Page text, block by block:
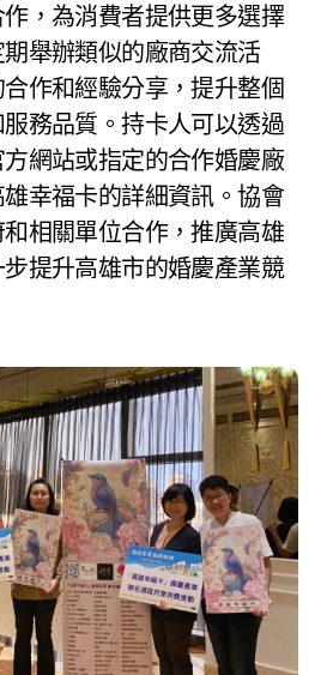
，為消費者提供更多選擇
舉辦類似的廠商交流活
作和經驗分享，提升整個
務品質。持卡人可以透過
網站或指定的合作婚慶廠
幸福卡的詳細資訊。協會
相關單位合作，推廣高雄
提升高雄市的婚慶產業競